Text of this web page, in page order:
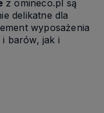
z omineco.pl są
delikatne dla
wyposażenia
barów, jak i